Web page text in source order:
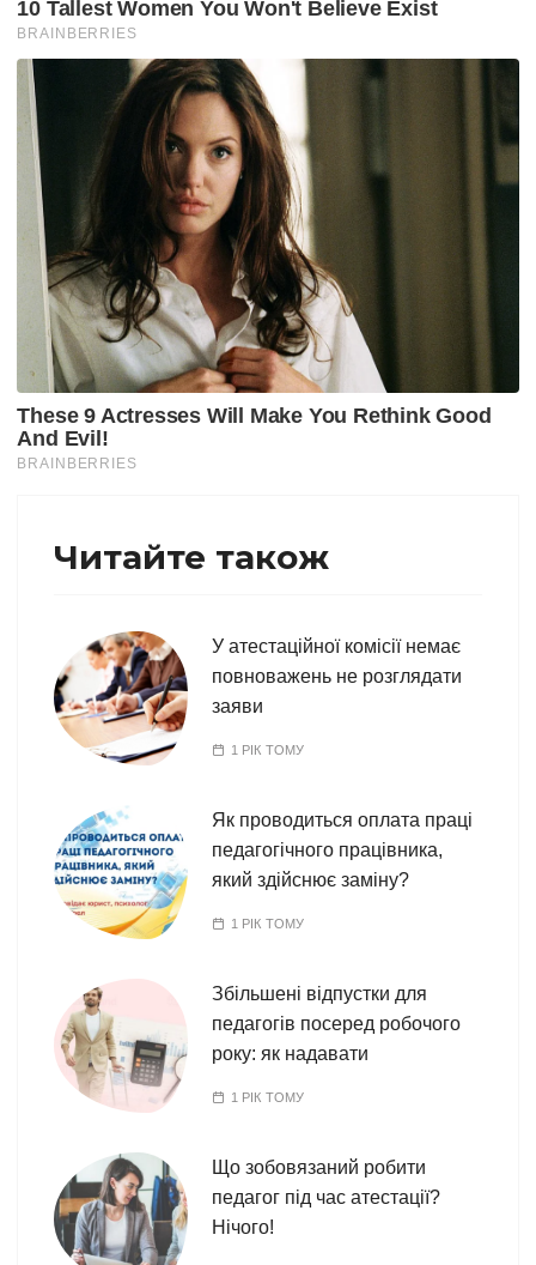
Читайте також
У атестаційної комісії немає
повноважень не розглядати
заяви
1 РІК ТОМУ
Як проводиться оплата праці
педагогічного працівника,
який здійснює заміну?
1 РІК ТОМУ
Збільшені відпустки для
педагогів посеред робочого
року: як надавати
1 РІК ТОМУ
Що зобовязаний робити
педагог під час атестації?
Нічого!